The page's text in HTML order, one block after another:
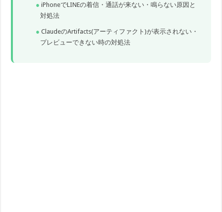
iPhoneでLINEの着信・通話が来ない・鳴らない原因と
対処法
ClaudeのArtifacts(アーティファクト)が表示されない・
プレビューできない時の対処法